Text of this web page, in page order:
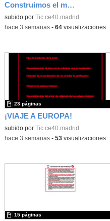
Construimos el mundo con LEGO
subido por Tic ce40 madrid
-hace 3 semanas- 64visualizaciones
¡VIAJE A EUROPA!
subido por Tic ce40 madrid
23 páginas
-hace 3 semanas- 53visualizaciones
15 páginas